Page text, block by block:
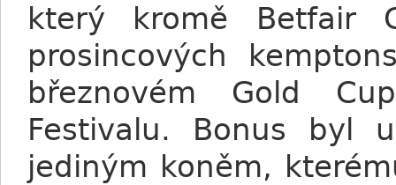
který kromě Betfair
prosincových
březnovém Gold
Festivalu. Bonus byl
jediným koněm,